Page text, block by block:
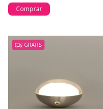
Comprar
GRATIS